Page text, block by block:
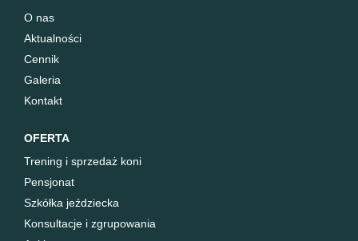
O nas
Aktualności
Cennik
Galeria
Kontakt
OFERTA
Trening i sprzedaż koni
Pensjonat
Szkółka jeździecka
Konsultacje i zgrupowania